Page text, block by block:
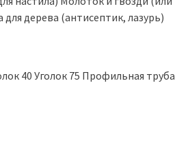
дерева (антисептик, лазурь)
40 Уголок 75 Профильная труба